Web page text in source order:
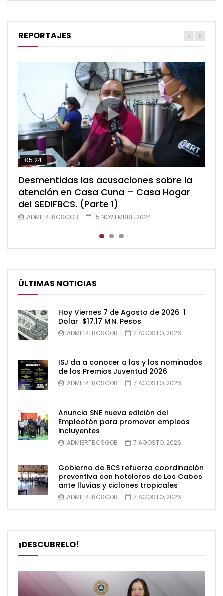
REPORTAJES
05:24
Desmentidas las acusaciones sobre la
atención en Casa Cuna – Casa Hogar
del SEDIFBCS. (Parte 1)
ADMIERTBCSGOB 15 NOVIEMBRE, 2024
04:28
Desmentidas las acusaciones sobre la
atención en Casa Cuna – Casa Hogar
del SEDIFBCS. (Parte 2)
ADMIERTBCSGOB 15 NOVIEMBRE, 2024
05:48
Desmentidas las acusaciones sobre la
atención en Casa Cuna – Casa Hogar
del SEDIFBCS (Parte 3)
ADMIERTBCSGOB 15 NOVIEMBRE, 2024
ÚLTIMAS NOTICIAS
Hoy Viernes 7 de Agosto de 2026 1
Dolar $17.17 M.N. Pesos
ADMIERTBCSGOB 7 AGOSTO, 2026
ISJ da a conocer a las y los nominados
de los Premios Juventud 2026
ADMIERTBCSGOB 7 AGOSTO, 2026
Anuncia SNE nueva edición del
Empleotón para promover empleos
incluyentes
ADMIERTBCSGOB 7 AGOSTO, 2026
Gobierno de BCS refuerza coordinación
preventiva con hoteleros de Los Cabos
ante lluvias y ciclones tropicales
ADMIERTBCSGOB 7 AGOSTO, 2026
¡DESCUBRELO!